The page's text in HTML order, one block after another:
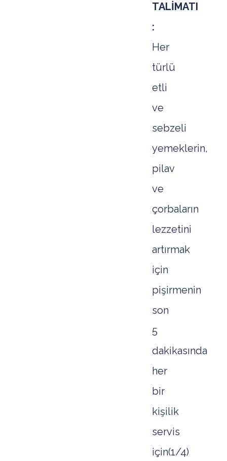
TALİMATI
:
Her
türlü
etli
ve
sebzeli
yemeklerin,
pilav
ve
çorbaların
lezzetini
artırmak
için
pişirmenin
son
5
dakikasında
her
bir
kişilik
servis
için(1/4)